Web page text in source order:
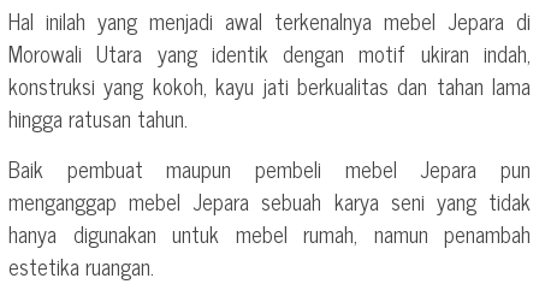
Hal inilah yang menjadi awal terkenalnya mebel Jepara di
Morowali Utara yang identik dengan motif ukiran indah,
konstruksi yang kokoh, kayu jati berkualitas dan tahan lama
hingga ratusan tahun.
Baik pembuat maupun pembeli mebel Jepara pun
menganggap mebel Jepara sebuah karya seni yang tidak
hanya digunakan untuk mebel rumah, namun penambah
estetika ruangan.